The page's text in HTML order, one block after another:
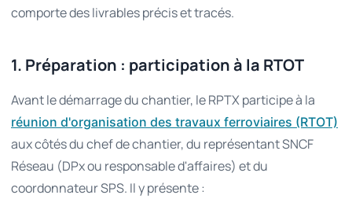
comporte des livrables précis et tracés.
1. Préparation : participation à la RTOT
Avant le démarrage du chantier, le RPTX participe à la
réunion d'organisation des travaux ferroviaires (RTOT)
aux côtés du chef de chantier, du représentant SNCF
Réseau (DPx ou responsable d'affaires) et du
coordonnateur SPS. Il y présente :